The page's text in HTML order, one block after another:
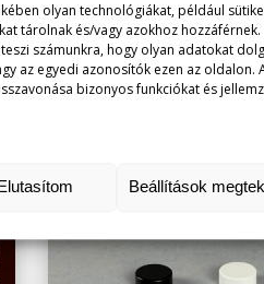
olyan technológiákat, például
tárolnak és/vagy azokhoz hozzáférnek.
számunkra, hogy olyan adatokat
az egyedi azonosítók ezen az oldalon.
bizonyos funkciókat és
Elutasítom Beállítások